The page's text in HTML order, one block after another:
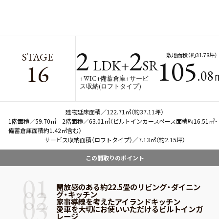
STAGE
16 2 LDK+2SR
+WIC+備蓄倉庫+サービ
ス収納(ロフトタイプ)
敷地面積（約31.78坪）
105.08
建物延床面積／122.71㎡（約37.11坪）
1階面積／59.70㎡ 2階面積／63.01㎡（ビルトインカースペース面積約16.51㎡・
備蓄倉庫面積約1.42㎡含む）
サービス収納面積（ロフトタイプ）／7.13㎡（約2.15坪）
この間取りのポイント
01 開放感のある約22.5畳のリビング・ダイニン
グ・キッチン
02 家事導線を考えたアイランドキッチン
03 愛車を大切にお使いいただけるビルトインガ
レージ